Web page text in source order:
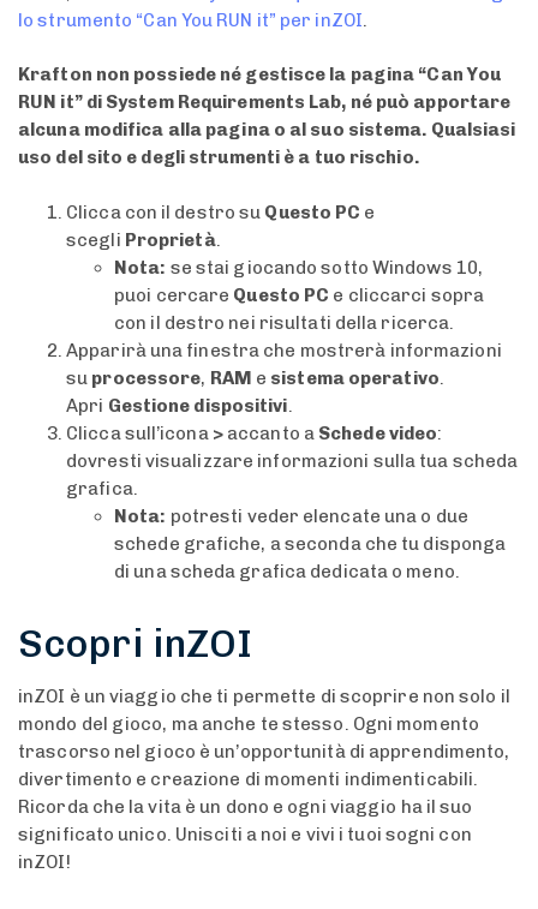
lo strumento “Can You RUN it” per inZOI
Krafton non possiede né gestisce la pagina “Can You
RUN it” di System Requirements Lab, né può apportare
alcuna modifica alla pagina o al suo sistema. Qualsiasi
uso del sito e degli strumenti è a tuo rischio.
Clicca con il destro su Questo PC e
scegli Proprietà.
Nota: se stai giocando sotto Windows 10,
puoi cercare Questo PC e cliccarci sopra
con il destro nei risultati della ricerca.
Apparirà una finestra che mostrerà informazioni
su processore, RAM e sistema operativo
Apri Gestione dispositivi
Clicca sull’icona >accanto a Schede video:
dovresti visualizzare informazioni sulla tua scheda
grafica.
Nota: potresti veder elencate una o due
schede grafiche, a seconda che tu disponga
di una scheda grafica dedicata o meno.
Scopri inZOI
inZOI è un viaggio che ti permette di scoprire non solo il
mondo del gioco, ma anche te stesso. Ogni momento
trascorso nel gioco è un’opportunità di apprendimento,
divertimento e creazione di momenti indimenticabili.
Ricorda che la vita è un dono e ogni viaggio ha il suo
significato unico. Unisciti a noi e vivi i tuoi sogni con
inZOI!